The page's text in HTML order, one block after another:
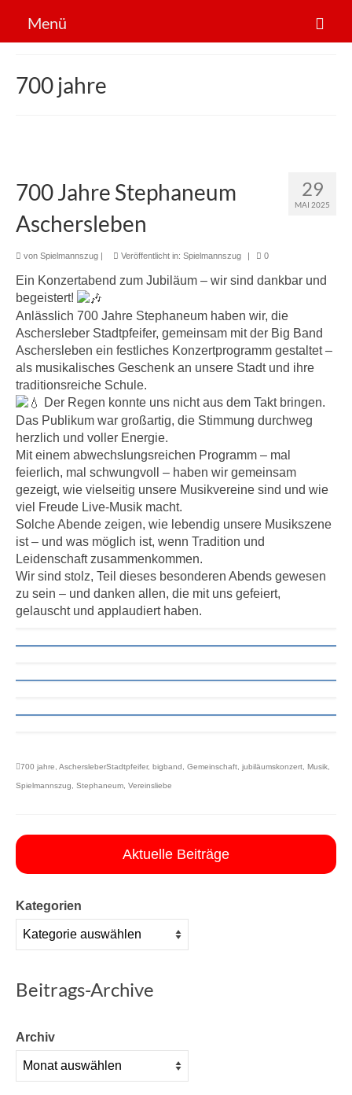
Menü
Sportarten
700 jahre
29
MAI 2025
700 Jahre Stephaneum
Aschersleben
von Spielmannszug | Veröffentlicht in: Spielmannszug | 0
Ein Konzertabend zum Jubiläum – wir sind dankbar und
begeistert!
Anlässlich 700 Jahre Stephaneum haben wir, die
Aschersleber Stadtpfeifer, gemeinsam mit der Big Band
Aschersleben ein festliches Konzertprogramm gestaltet –
als musikalisches Geschenk an unsere Stadt und ihre
traditionsreiche Schule.
Der Regen konnte uns nicht aus dem Takt bringen.
Das Publikum war großartig, die Stimmung durchweg
herzlich und voller Energie.
Mit einem abwechslungsreichen Programm – mal
feierlich, mal schwungvoll – haben wir gemeinsam
gezeigt, wie vielseitig unsere Musikvereine sind und wie
viel Freude Live-Musik macht.
Solche Abende zeigen, wie lebendig unsere Musikszene
ist – und was möglich ist, wenn Tradition und
Leidenschaft zusammenkommen.
Wir sind stolz, Teil dieses besonderen Abends gewesen
zu sein – und danken allen, die mit uns gefeiert,
gelauscht und applaudiert haben.
700 jahre AschersleberStadtpfeifer, bigband Gemeinschaft jubiläumskonzert Musik
Spielmannszug Stephaneum Vereinsliebe
Aktuelle Beiträge
Kategorien
Beitrags-Archive
Archiv